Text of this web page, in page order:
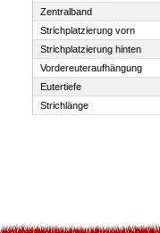
Zentralband
Strichplatzierung vorn
Strichplatzierung hinten
Vordereuteraufhängung
Eutertiefe
Strichlänge